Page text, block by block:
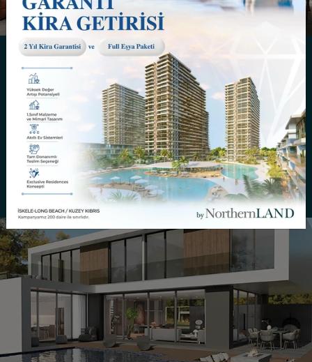
NorthernLAND Villas: ALSANCAK
Alsancak, Girne’nin en güzel bölgelerinden birinde her
stile uygun bir hayat sunuyor. Tarihi dokusu, bakir
doğası, eğlenceli gece hayatı, casinoları, altın rengi
plajları ve çok kültürlü yapısı ile çok popüler olan
Alsancak’ı, NorthernLAND kalitesiyle daha da çok
seveceksiniz.
Detaylar